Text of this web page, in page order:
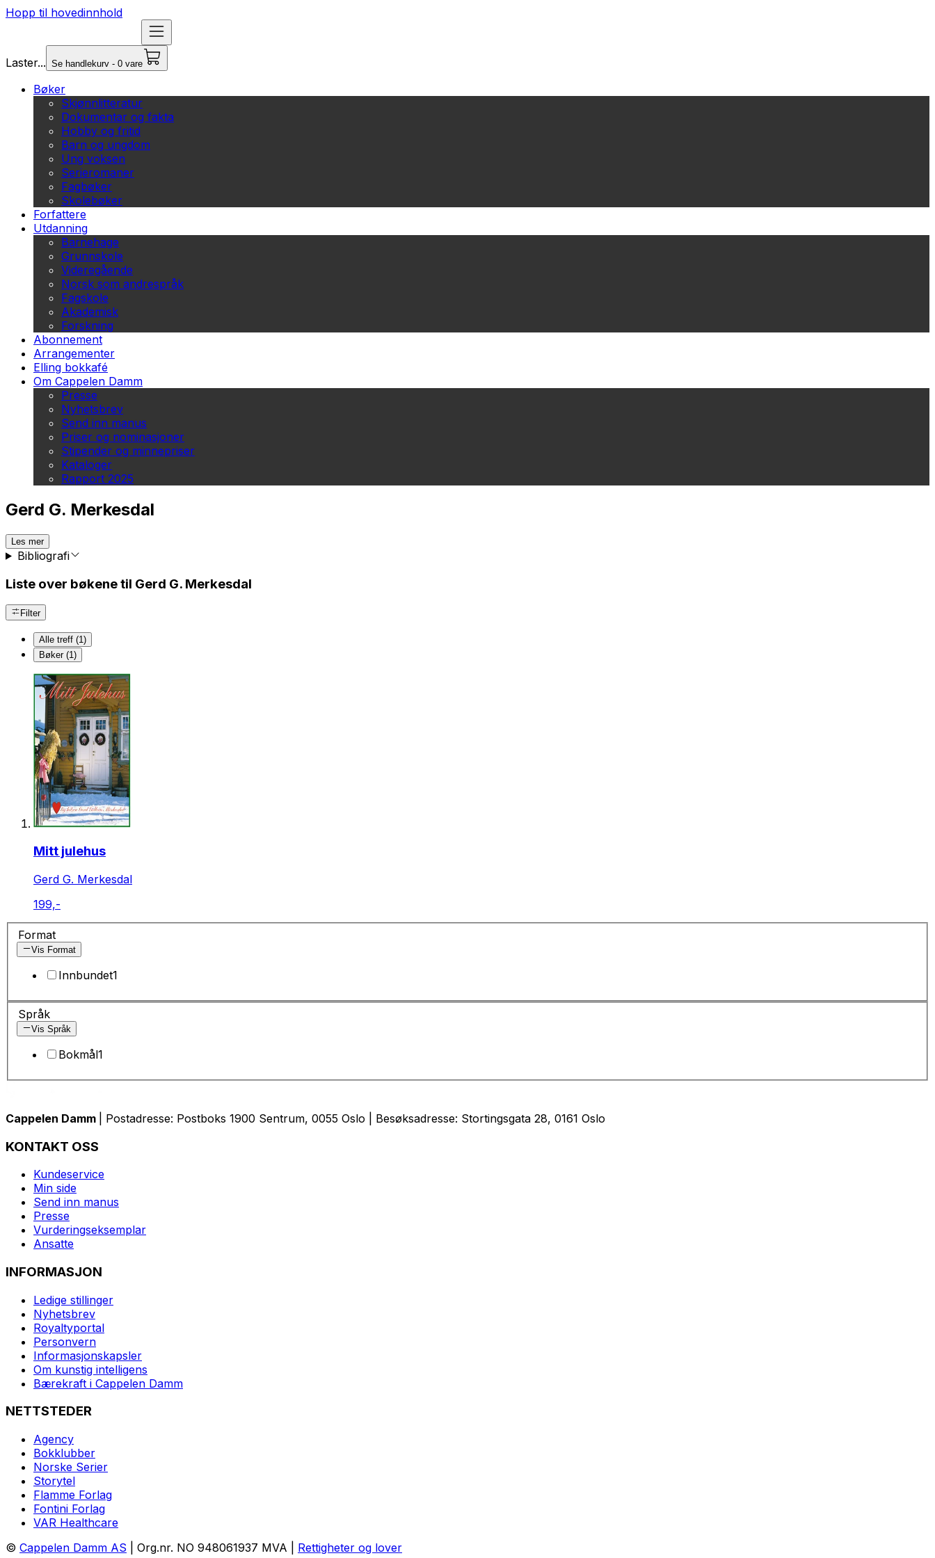
Hopp til hovedinnhold
Laster... Se handlekurv - 0 vare
Bøker
Skjønnlitteratur
Dokumentar og fakta
Hobby og fritid
Barn og ungdom
Ung voksen
Serieromaner
Fagbøker
Skolebøker
Forfattere
Utdanning
Barnehage
Grunnskole
Videregående
Norsk som andrespråk
Fagskole
Akademisk
Forskning
Abonnement
Arrangementer
Elling bokkafé
Om Cappelen Damm
Presse
Nyhetsbrev
Send inn manus
Priser og nominasjoner
Stipender og minnepriser
Kataloger
Rapport 2025
Gerd G. Merkesdal
Les mer
Bibliografi
Liste over bøkene til Gerd G. Merkesdal
Filter
Alle treff (1)
Bøker (1)
Mitt julehus
Gerd G. Merkesdal
199,-
Format
Vis Format
Innbundet1
Språk
Vis Språk
Bokmål1
Cappelen Damm | Postadresse: Postboks 1900 Sentrum, 0055 Oslo | Besøksadresse: Stortingsgata 28, 0161 Oslo
KONTAKT OSS
Kundeservice
Min side
Send inn manus
Presse
Vurderingseksemplar
Ansatte
INFORMASJON
Ledige stillinger
Nyhetsbrev
Royaltyportal
Personvern
Informasjonskapsler
Om kunstig intelligens
Bærekraft i Cappelen Damm
NETTSTEDER
Agency
Bokklubber
Norske Serier
Storytel
Flamme Forlag
Fontini Forlag
VAR Healthcare
© Cappelen Damm AS | Org.nr. NO 948061937 MVA | Rettigheter og lover